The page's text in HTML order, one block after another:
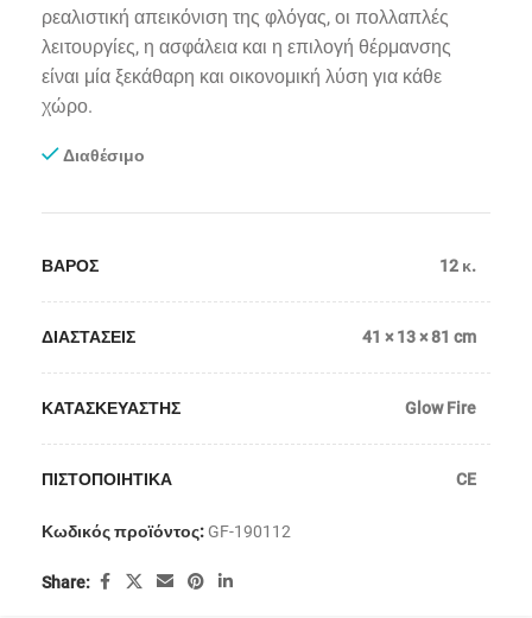
ρεαλιστική απεικόνιση της φλόγας, οι πολλαπλές
λειτουργίες, η ασφάλεια και η επιλογή θέρμανσης
είναι μία ξεκάθαρη και οικονομική λύση για κάθε
χώρο.
Διαθέσιμο
ΒΑΡΟΣ 12 κ.
ΔΙΑΣΤΑΣΕΙΣ 41 × 13 × 81 cm
ΚΑΤΑΣΚΕΥΑΣΤΗΣ Glow Fire
ΠΙΣΤΟΠΟΙΗΤΙΚΑ CE
Κωδικός προϊόντος: GF-190112
Share: